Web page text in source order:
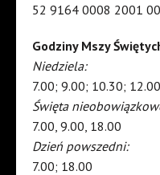
52 9164 0008 2001
Godziny Mszy
Niedziela:
7.00; 9.00; 10.30;
Święta
7.00, 9.00, 18.00
Dzień powszedni:
7.00; 18.00